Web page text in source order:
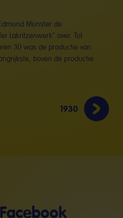
Münster de
Lakritzenwerk” over. Tot
30 was de productie van
boven de productie
1930